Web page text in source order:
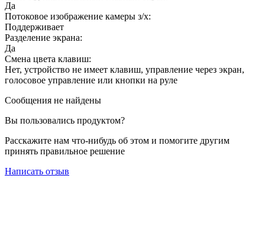
Да
Потоковое изображение камеры з/х:
Поддерживает
Разделение экрана:
Да
Смена цвета клавиш:
Нет, устройство не имеет клавиш, управление через экран,
голосовое управление или кнопки на руле
Сообщения не найдены
Вы пользовались продуктом?
Расскажите нам что-нибудь об этом и помогите другим
принять правильное решение
Написать отзыв